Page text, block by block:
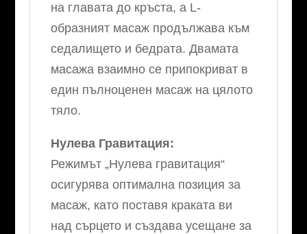
на главата до кръста, а L-
образният масаж продължава към
седалището и бедрата. Двамата
масажа взаимно се припокриват в
един пълноценен масаж на цялото
тяло.
Нулева Гравитация:
Режимът „Нулева гравитация“
осигурява оптимална позиция за
масаж, като поставя краката ви
над сърцето и създава усещане за